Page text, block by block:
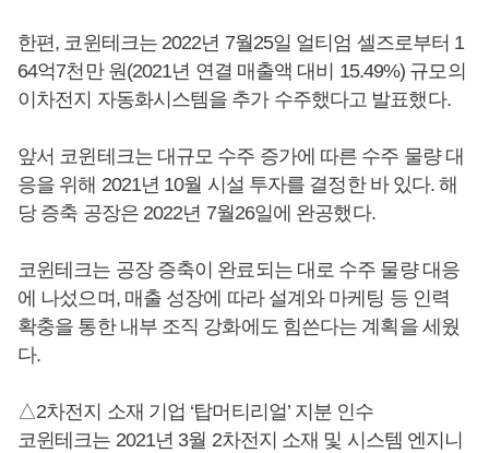
한편, 코윈테크는 2022년 7월25일 얼티엄 셀즈로부터 1
64억7천만 원(2021년 연결 매출액 대비 15.49%) 규모의
이차전지 자동화시스템을 추가 수주했다고 발표했다.
앞서 코윈테크는 대규모 수주 증가에 따른 수주 물량 대
응을 위해 2021년 10월 시설 투자를 결정한 바 있다. 해
당 증축 공장은 2022년 7월26일에 완공했다.
코윈테크는 공장 증축이 완료되는 대로 수주 물량 대응
에 나섰으며, 매출 성장에 따라 설계와 마케팅 등 인력
확충을 통한 내부 조직 강화에도 힘쓴다는 계획을 세웠
다.
△2차전지 소재 기업 ‘탑머티리얼’ 지분 인수
코윈테크는 2021년 3월 2차전지 소재 및 시스템 엔지니